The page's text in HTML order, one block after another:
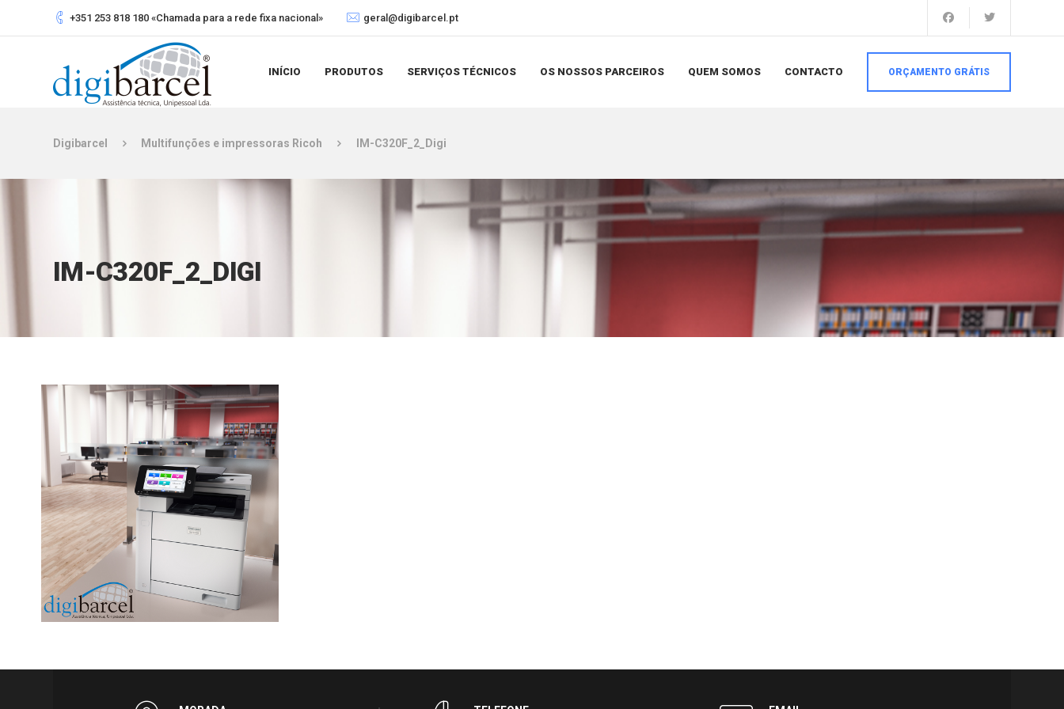
+351 253 818 180 «Chamada para a rede fixa nacional» geral@digibarcel.pt
INÍCIO PRODUTOS SERVIÇOS TÉCNICOS OS NOSSOS PARCEIROS QUEM SOMOS CONTACTO ORÇAMENTO GRÁTIS
Digibarcel Multifunções e impressoras Ricoh IM-C320F_2_Digi
IM-C320F_2_DIGI